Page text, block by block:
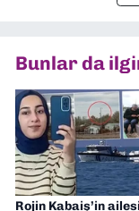
Bunlar da
Rojin Kabaiş’in